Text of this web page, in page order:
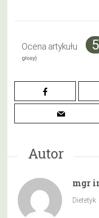
Ocena artykułu 5
głosy)
Autor
mgr
Dietetyk